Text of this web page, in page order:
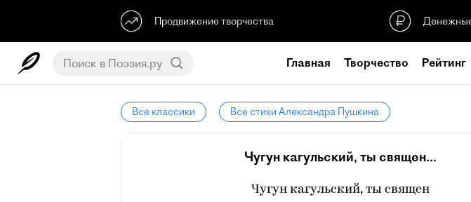
Продвижение творчества
Главная Творчество Рейтинг
Все классики Все стихи Александра Пушкина
Чугун кагульский, ты священ...
Чугун кагульский, ты священ